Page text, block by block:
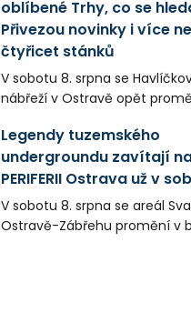
oblíbené Trhy, co se
Přivezou novinky i více
čtyřicet stánků
V sobotu 8. srpna se
nábřeží v Ostravě opět
lokálních výrobků. Trhy, co se
tentokrát nabídnou více než
pečlivě vybraných stánků s
gastronomií, farmářskými
designem i řemeslnou tvorbou.
Návštěvníci se mohou těšit
Legendy tuzemského
undergroundu zavítají
PERIFERII Ostrava už v
V sobotu 8. srpna se areál
Ostravě-Zábřehu promění v